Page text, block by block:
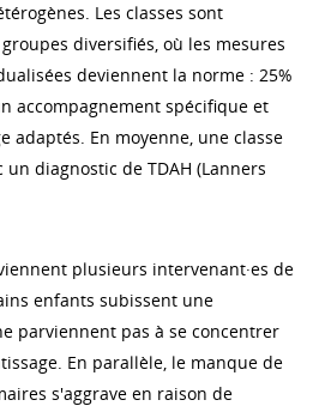
Les classes sont
diversifiés, où les mesures
deviennent la norme : 25%
accompagnement spécifique et
adaptés. En moyenne, une classe
diagnostic de TDAH (Lanners
plusieurs intervenant·es de
enfants subissent une
parviennent pas à se concentrer
En parallèle, le manque de
s'aggrave en raison de